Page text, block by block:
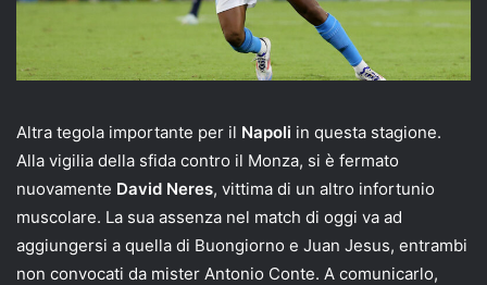
Altra tegola importante per il Napoli in questa stagione.
Alla vigilia della sfida contro il Monza, si è fermato
nuovamente David Neres, vittima di un altro infortunio
muscolare. La sua assenza nel match di oggi va ad
aggiungersi a quella di Buongiorno e Juan Jesus, entrambi
non convocati da mister Antonio Conte. A comunicarlo,